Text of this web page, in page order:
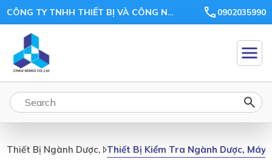
CÔNG TY TNHH THIẾT BỊ VÀ CÔNG NGHỆ CHÂU GIANG 0902035990
Thiết Bị Ngành Dược, Mỹ PhẩmThiết Bị Kiểm Tra Ngành Dược, Máy